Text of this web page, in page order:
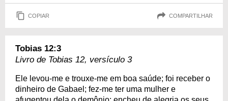
COPIAR COMPARTILHAR
Tobias 12:3
Livro de Tobias 12, versículo 3
Ele levou-me e trouxe-me em boa saúde; foi receber o
dinheiro de Gabael; fez-me ter uma mulher e